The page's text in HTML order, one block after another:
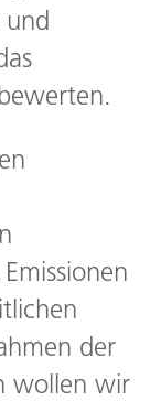
der
wollen wir